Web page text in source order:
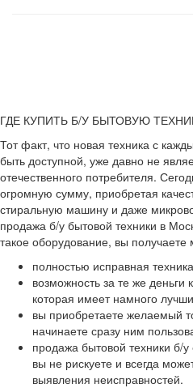
ГДЕ КУПИТЬ Б/У БЫТОВУЮ
Тот факт, что новая техника с
быть доступной, уже давно не
отечественного потребителя.
огромную сумму, приобретая
стиральную машину и даже
продажа б/у бытовой техники в
такое оборудование, вы
полностью исправная
возможность за те же деньги
которая имеет намного
вы приобретаете желаемый
начинаете сразу ним
продажа бытовой техники б/
вы не рискуете и всегда
выявления неисправностей.